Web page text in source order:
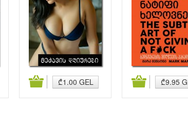
₾1.00 GEL ₾9.95
კალათაში დამატება კალათაში